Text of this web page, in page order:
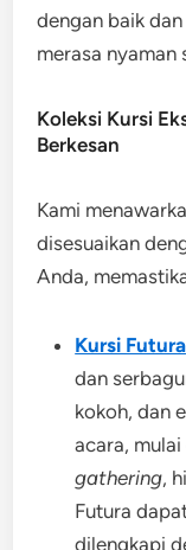
dengan baik
merasa nyaman
Koleksi Kursi
Berkesan
Kami
disesuaikan
Anda,
Kursi Futura
dan
kokoh, dan
acara,
gathering,
Futura
dilengkapi